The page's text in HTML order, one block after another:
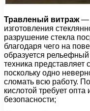
Травленый витраж—
изготовления
разрушение стекла
благодаря чего на
образуется
техника
поскольку одно
сломать всю работу.
кислотой требует
безопасности;